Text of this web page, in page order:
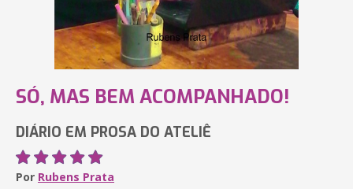
SÓ, MAS BEM ACOMPANHADO!
DIÁRIO EM PROSA DO ATELIÊ
Por Rubens Prata